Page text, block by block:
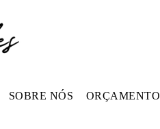
SOBRE NÓS ORÇAMENTO